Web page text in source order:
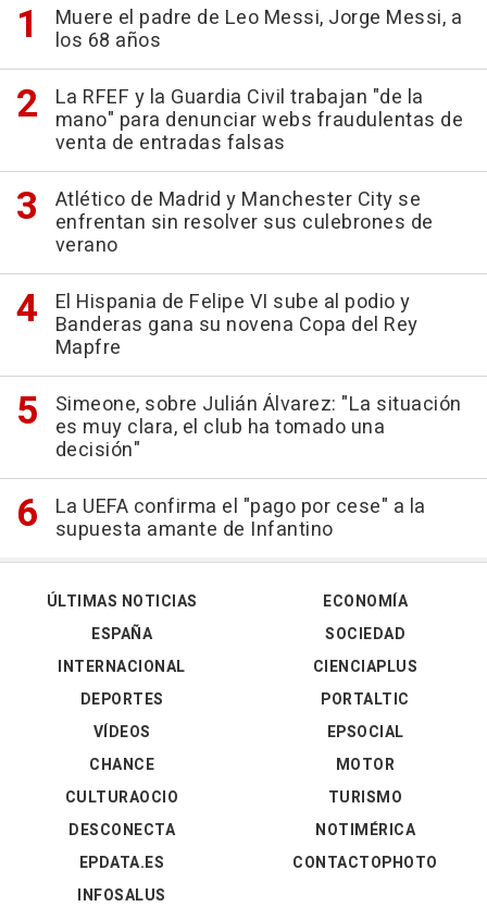
Muere el padre de Leo Messi, Jorge Messi, a
los 68 años
La RFEF y la Guardia Civil trabajan "de la
mano" para denunciar webs fraudulentas de
venta de entradas falsas
Atlético de Madrid y Manchester City se
enfrentan sin resolver sus culebrones de
verano
El Hispania de Felipe VI sube al podio y
Banderas gana su novena Copa del Rey
Mapfre
Simeone, sobre Julián Álvarez: "La situación
es muy clara, el club ha tomado una
decisión"
La UEFA confirma el "pago por cese" a la
supuesta amante de Infantino
ÚLTIMAS NOTICIAS
ESPAÑA
INTERNACIONAL
DEPORTES
VÍDEOS
ECONOMÍA
SOCIEDAD
CIENCIAPLUS
PORTALTIC
EPSOCIAL
CHANCE
CULTURAOCIO
DESCONECTA
EPDATA.ES
INFOSALUS
MOTOR
TURISMO
NOTIMÉRICA
CONTACTOPHOTO